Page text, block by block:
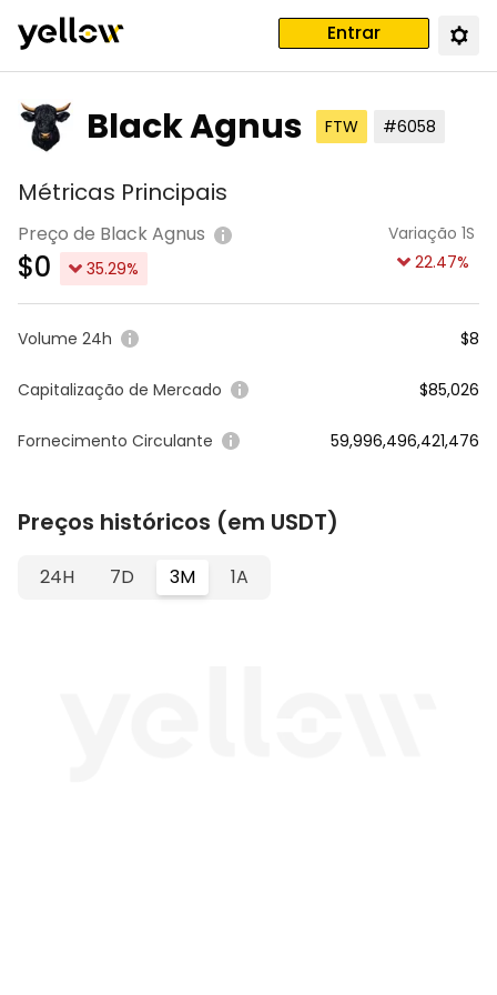
Entrar
Black Agnus FTW #6058
Métricas Principais
Preço de Black Agnus
$0 35.29%
Variação 1S
22.47%
Volume 24h $8
Capitalização de Mercado $85,026
Fornecimento Circulante 59,996,496,421,476
Preços históricos (em USDT)
24H 7D 3M 1A